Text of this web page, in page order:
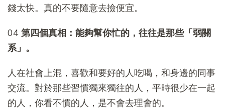
錢太快。真的不要隨意去撿便宜。
04 第四個真相：能夠幫你忙的，往往是那些「弱關
系」。
人在社會上混，喜歡和要好的人吃喝，和身邊的同事
交流。對於那些習慣獨來獨往的人，平時很少在一起
的人，你看不慣的人，是不會去理會的。